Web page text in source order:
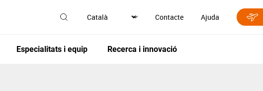
Contacte Ajuda
Especialitats i equip Recerca i innovació